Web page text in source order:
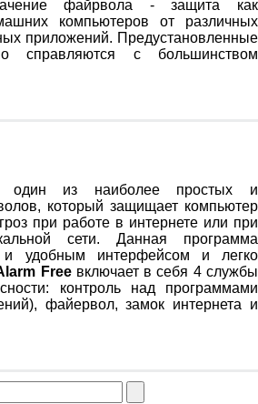
файрвола - защита как
компьютеров от различных
приложений. Предустановленные
справляются с большинством
из наиболее простых и
который защищает компьютер
при работе в интернете или при
сети. Данная программа
и удобным интерфейсом и легко
Freeвключает в себя 4 службы
контроль над программами
файервол, замок интернета и